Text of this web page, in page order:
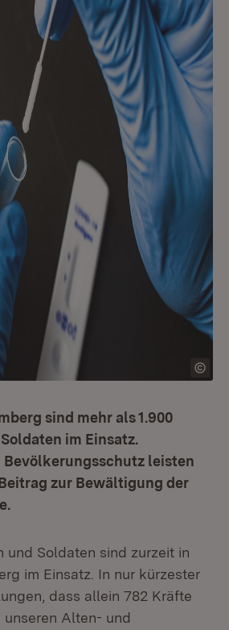
sind mehr als 1.900
im Einsatz.
Bevölkerungsschutz leisten
zur Bewältigung der
und Soldaten sind zurzeit in
im Einsatz. In nur kürzester
dass allein 782 Kräfte
Alten- und